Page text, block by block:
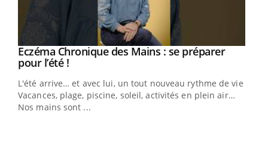
Youtube
Eczéma Chronique des Mains : se préparer
pour l’été !Youtube
L'été arrive… et avec lui, un tout nouveau rythme de vie !
Vacances, plage, piscine, soleil, activités en plein air…
Nos mains sont ...